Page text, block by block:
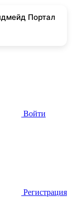
Портал
Войти
Регистрация